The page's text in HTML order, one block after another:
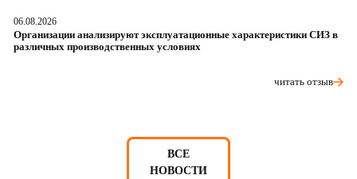
06.08.2026
Организации анализируют эксплуатационные характеристики СИЗ в
различных производственных условиях
читать отзыв
ВСЕ
НОВОСТИ